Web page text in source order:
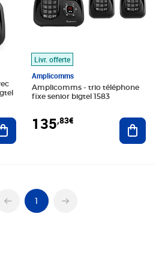
Ajouter au panier
Livr. offerte
Amplicomms
Amplicomms - trio téléphone
fixe senior bigtel 1583
135,83€
1